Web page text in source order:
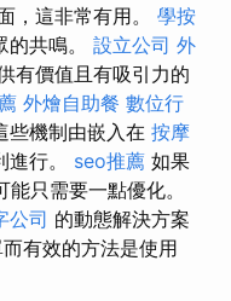
，這非常有用。 學按
共鳴。 設立公司 外
有價值且有吸引力的
外燴自助餐 數位行
些機制由嵌入在 按摩
行。 seo推薦 如果
只需要一點優化。
公司 的動態解決方案
有效的方法是使用